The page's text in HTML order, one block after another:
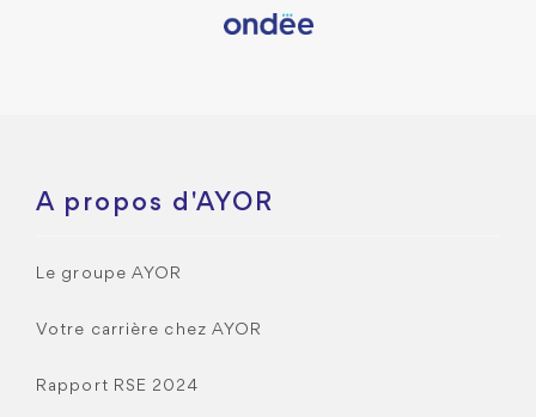
A propos d'AYOR
Le groupe AYOR
Votre carrière chez AYOR
Rapport RSE 2024